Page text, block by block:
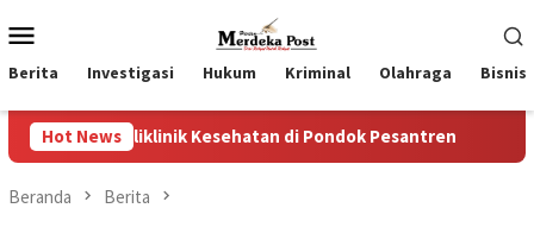
ke
kontenMobile
Berita Investigasi Hukum Kriminal Olahraga Bisnis
Hot News
Kesehatan di Pondok Pesantren Wakil Ketua II dan III
Beranda Berita